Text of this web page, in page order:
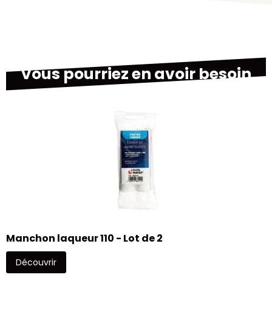
Vous pourriez en avoir besoin
Manchon laqueur 110 - Lot de 2
Découvrir